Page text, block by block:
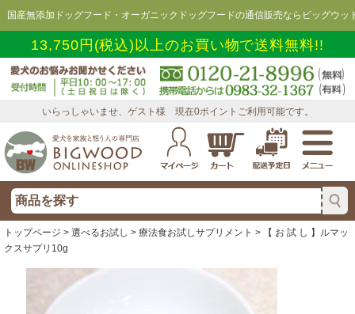
国産無添加ドッグフード・オーガニックドッグフードの通信販売ならビッグウッ
13,750円(税込)以上のお買い物で送料無料!!
いらっしゃいませ、ゲスト様 現在0ポイントご利用可能です。
トップページ > 選べるお試し > 療法食お試しサプリメント > 【 お 試 し 】ルマッ
クスサプリ10g